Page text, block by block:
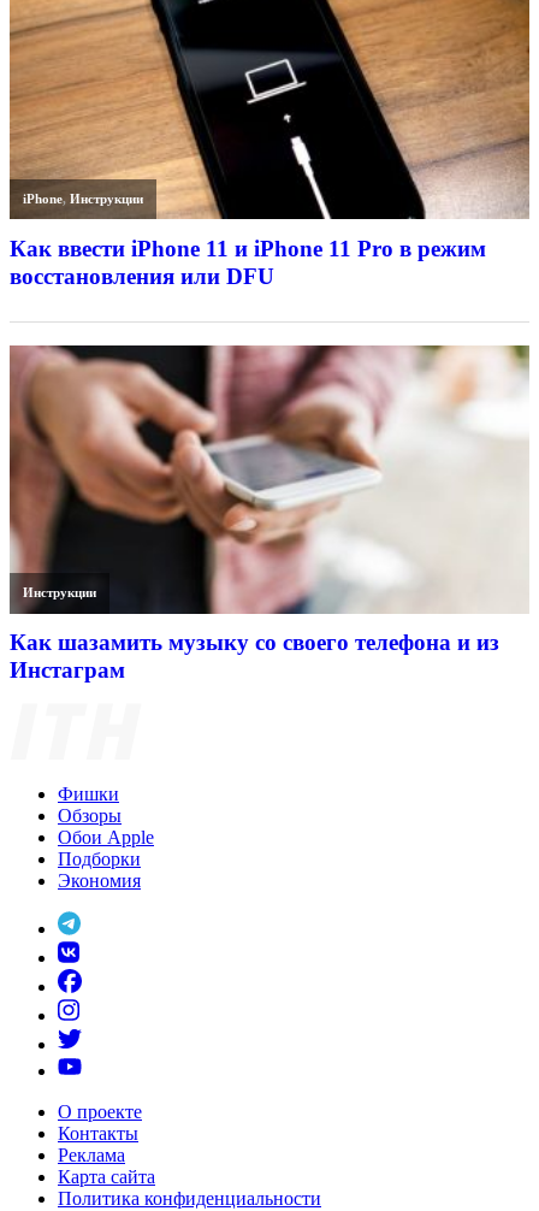
iPhone,Инструкции
Как ввести iPhone 11 и iPhone 11 Pro в режим
восстановления или DFU
Инструкции
Как шазамить музыку со своего телефона и из
Инстаграм
Фишки
Обзоры
Обои Apple
Подборки
Экономия
О проекте
Контакты
Реклама
Карта сайта
Политика конфиденциальности